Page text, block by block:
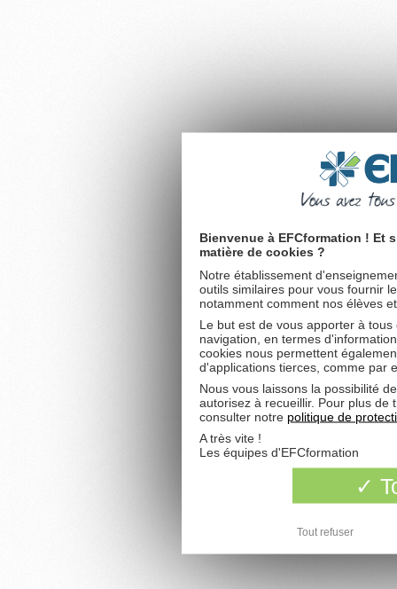
Bienvenue à EFCformation ! Et
matière de cookies ?
Notre établissement
outils similaires pour vous fournir
notamment comment nos élèves
Le but est de vous apporter à
navigation, en termes
cookies nous permettent
d'applications tierces, comme par
Nous vous laissons la possibilité
autorisez à recueillir. Pour plus de
consulter notre politique de
A très vite !
Les équipes d'EFCformation
Tout refuser